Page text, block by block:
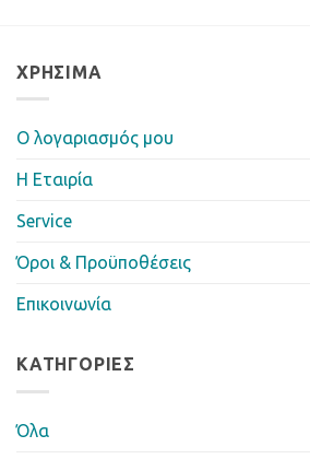
ΧΡΉΣΙΜΑ
Ο λογαριασμός μου
Η Eταιρία
Service
Όροι & Προϋποθέσεις
Επικοινωνία
ΚΑΤΗΓΟΡΊΕΣ
Όλα